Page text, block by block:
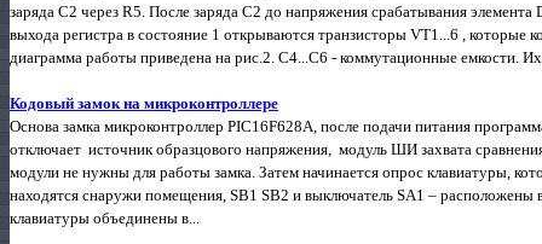
заряда С2 через R5. После заряда С2 до напряжения срабатывания элемента
выхода регистра в состояние 1 открываются транзисторы VT1...6 ,
диаграмма работы приведена на рис.2. С4...С6 - коммутационные емкости.
Кодовый замок на микроконтроллере
Основа замка микроконтроллер PIC16F628А, после подачи питания
отключает источник образцового напряжения, модуль ШИ захвата
модули не нужны для работы замка. Затем начинается опрос клавиатуры,
находятся снаружи помещения, SB1 SB2 и выключатель SA1 –
клавиатуры объединены в...